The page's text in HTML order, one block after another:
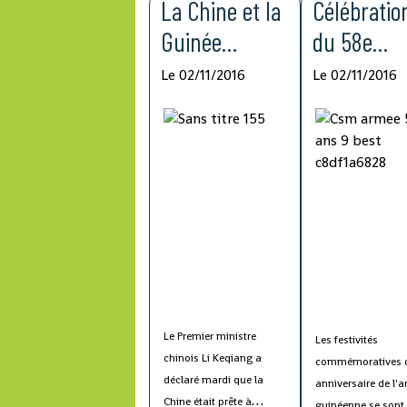
membres du
diplomatiques et d'autres
invités de marque.
Conseil des droits
Haut-Commissaire
situation en Guinée,
qui subsistent
lutte contre
La Chine et la
Guinée
s'engagent à
renforcer la
coopération
Le 02/11/2016
Le Premier ministre
chinois Li Keqiang a
déclaré mardi que la
Chine était prête à
du 58e
anniversaire
de l'armée
dans la
sobriété
Le 02/11/2016
Les festivités
commémoratives
anniversaire de